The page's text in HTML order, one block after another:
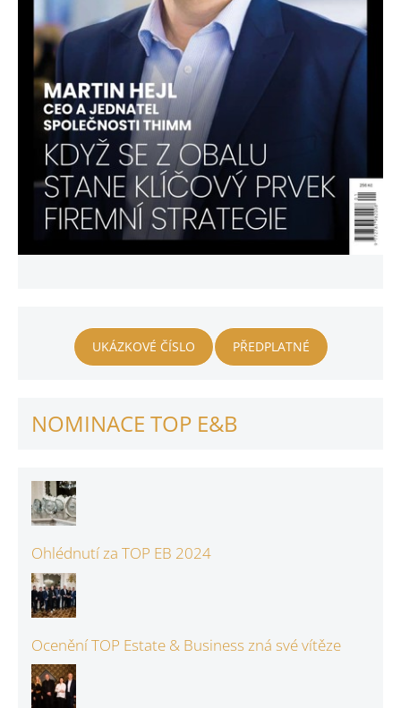
UKÁZKOVÉ ČÍSLO PŘEDPLATNÉ
NOMINACE TOP E&B
Ohlédnutí za TOP EB 2024
Ocenění TOP Estate & Business zná své vítěze